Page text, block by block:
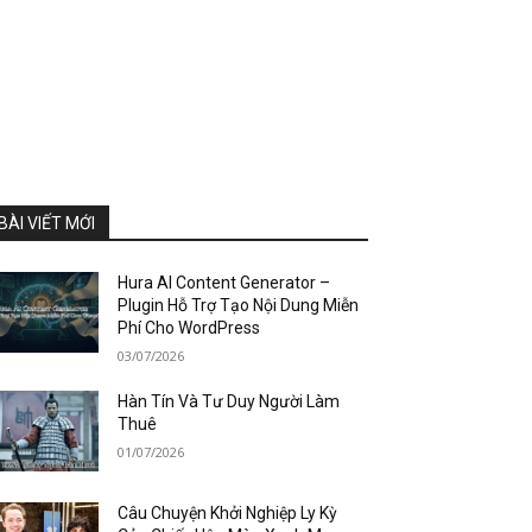
VIẾT MỚI
Hura AI Content Generator –
Plugin Hỗ Trợ Tạo Nội Dung Miễn
Phí Cho WordPress
03/07/2026
Hàn Tín Và Tư Duy Người Làm
Thuê
01/07/2026
Câu Chuyện Khởi Nghiệp Ly Kỳ